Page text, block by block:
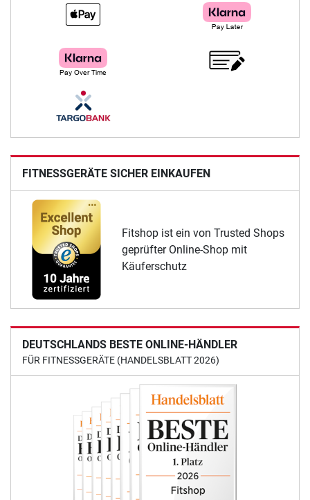
FITNESSGERÄTE SICHER EINKAUFEN
Fitshop ist ein von Trusted Shops
geprüfter Online-Shop mit
Käuferschutz
DEUTSCHLANDS BESTE ONLINE-HÄNDLER
FÜR FITNESSGERÄTE (HANDELSBLATT 2026)